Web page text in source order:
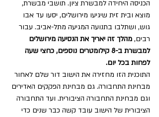
הכניסה היחידה למבשרת ציון. תושבי מבשרת,
מוצא ובית זית שיגיעו מירושלים, יסעו עד אבו
גוש, ושתלבו בתנועה המגיעה מתל-אביב. עבור
רבים, מהלך זה יאריך את הנסיעה מירושלים
למבשרת ב-8 קילומטרים נוספים, כחצי שעה
לפחות בכל יום.
התוכנית הזו מחזירה את הישוב דור שלם לאחור
מבחינת התחבורה. גם מבחינת הפקקים האדירים
וגם מבחינת התחבורה הציבורית. ועד התחבורה
הציבורית של הישוב עובד קשה כבר שנים כדי